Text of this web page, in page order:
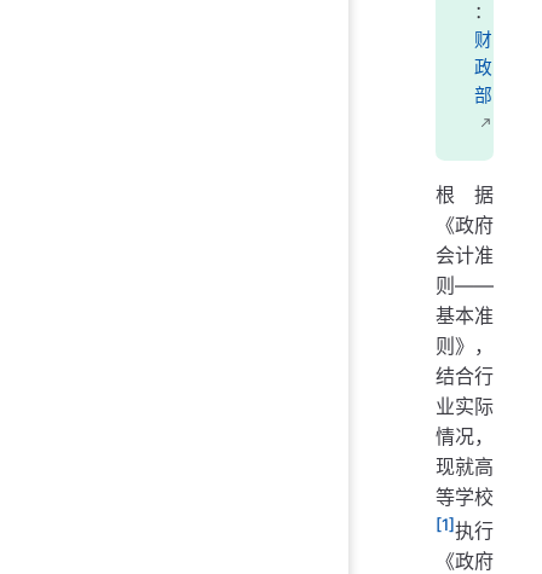
：
财
政
部
根据
《政府
会计准
则——
基本准
则》，
结合行
业实际
情况，
现就高
等学校
[1]执行
《政府